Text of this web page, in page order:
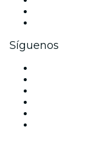
Síguenos